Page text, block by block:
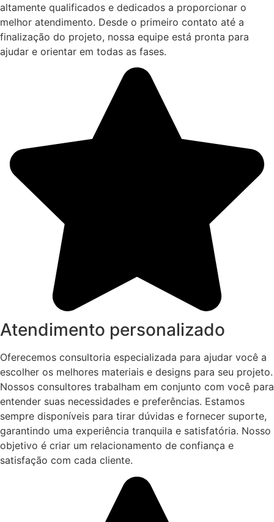
altamente qualificados e dedicados a proporcionar o
melhor atendimento. Desde o primeiro contato até a
finalização do projeto, nossa equipe está pronta para
ajudar e orientar em todas as fases.
Atendimento personalizado
Oferecemos consultoria especializada para ajudar você a
escolher os melhores materiais e designs para seu projeto.
Nossos consultores trabalham em conjunto com você para
entender suas necessidades e preferências. Estamos
sempre disponíveis para tirar dúvidas e fornecer suporte,
garantindo uma experiência tranquila e satisfatória. Nosso
objetivo é criar um relacionamento de confiança e
satisfação com cada cliente.